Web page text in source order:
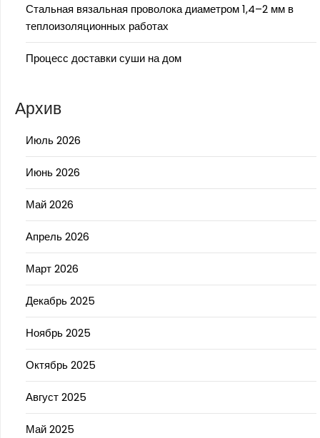
Стальная вязальная проволока диаметром 1,4–2 мм в
теплоизоляционных работах
Процесс доставки суши на дом
Архив
Июль 2026
Июнь 2026
Май 2026
Апрель 2026
Март 2026
Декабрь 2025
Ноябрь 2025
Октябрь 2025
Август 2025
Май 2025